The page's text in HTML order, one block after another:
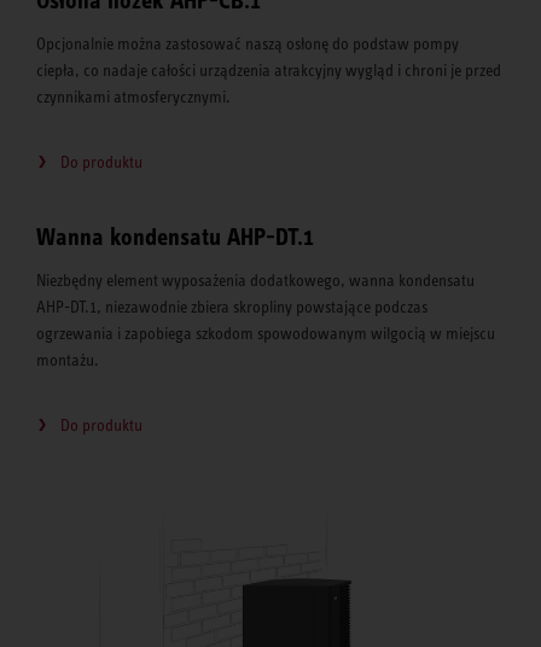
Opcjonalnie można zastosować naszą osłonę do podstaw pompy
ciepła, co nadaje całości urządzenia atrakcyjny wygląd i chroni je przed
czynnikami atmosferycznymi.
Do produktu
Wanna kondensatu AHP-DT.1
Niezbędny element wyposażenia dodatkowego, wanna kondensatu
AHP-DT.1, niezawodnie zbiera skropliny powstające podczas
ogrzewania i zapobiega szkodom spowodowanym wilgocią w miejscu
montażu.
Do produktu